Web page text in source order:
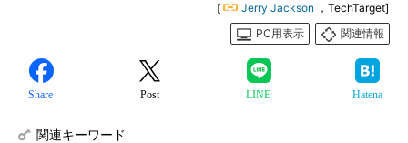
[ Jerry Jackson ，TechTarget]
PC用表示
関連情報
Share Post LINE Hatena
関連キーワード